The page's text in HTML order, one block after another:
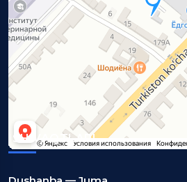
ISH VAQTLARI